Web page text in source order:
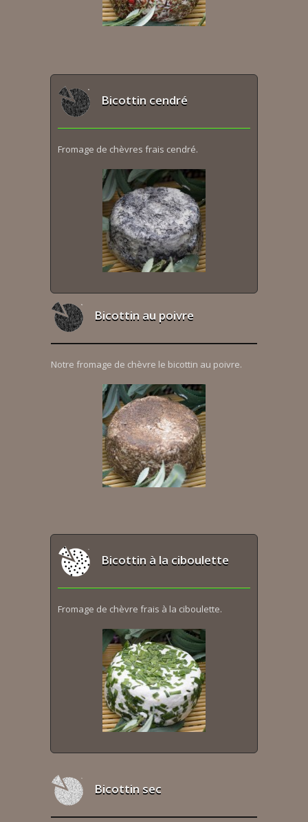
Bicottin cendré
Fromage de chèvres frais cendré.
Bicottin au poivre
Notre fromage de chèvre le bicottin au poivre.
Bicottin à la ciboulette
Fromage de chèvre frais à la ciboulette.
Bicottin sec